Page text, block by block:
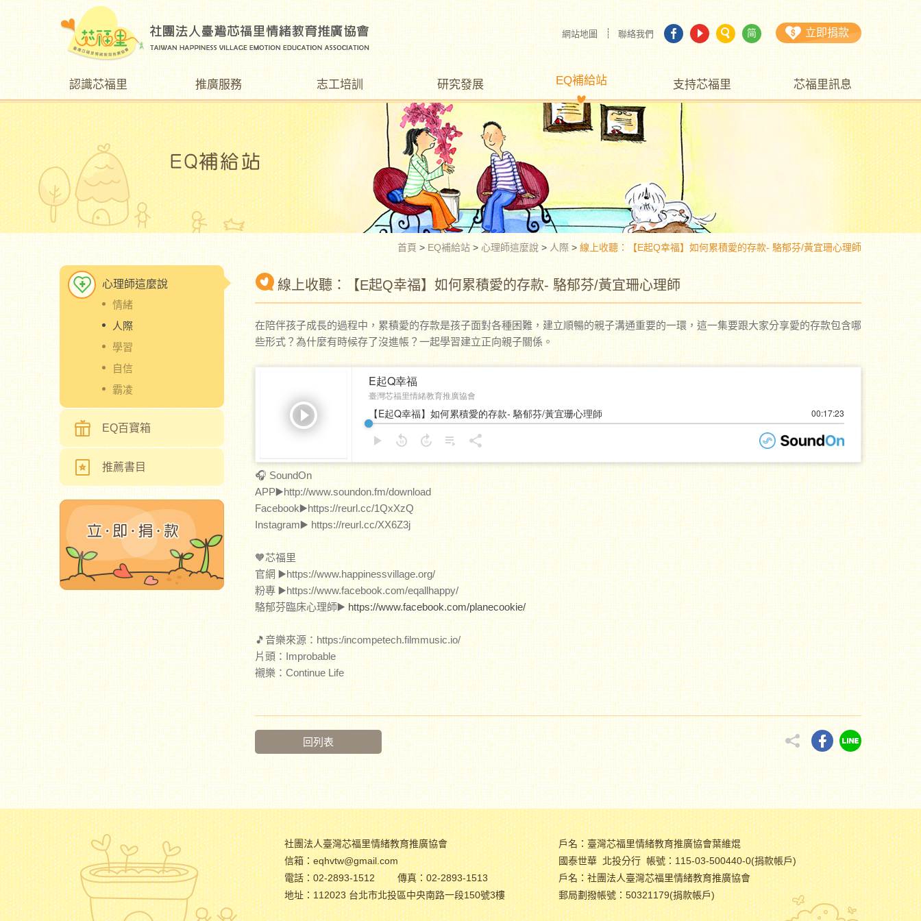
網站地圖 聯絡我們 简 立即捐款
認識芯福里 推廣服務 志工培訓 研究發展 EQ補給站 支持芯福里 芯福里訊息
首頁>EQ補給站>心理師這麼說>人際>線上收聽：【E起Q幸福】如何累積愛的存款- 駱郁芬/黃宜珊心理師
心理師這麼說
情緒
人際
學習
自信
霸凌
EQ百寶箱
推薦書目
線上收聽：【E起Q幸福】如何累積愛的存款- 駱郁芬/黃宜珊心理師
在陪伴孩子成長的過程中，累積愛的存款是孩子面對各種困難，建立順暢的親子溝通重要的一環，這一集要跟大家分享愛的存款包含哪
些形式？為什麼有時候存了沒進帳？一起學習建立正向親子關係。
🎧 SoundOn
APP▶️http://www.soundon.fm/download
Facebook▶️https://reurl.cc/1QxXzQ
Instagram▶️ https://reurl.cc/XX6Z3j
🧡芯福里
官網 ▶️https://www.happinessvillage.org/
粉專 ▶️https://www.facebook.com/eqallhappy/
駱郁芬臨床心理師▶️https://www.facebook.com/planecookie/
🎵音樂來源：https:/incompetech.filmmusic.io/
片頭：Improbable
襯樂：Continue Life
回列表
社團法人臺灣芯福里情緒教育推廣協會
信箱：eqhvtw@gmail.com
電話：02-2893-1512
傳真：02-2893-1513
地址：112023 台北市北投區中央南路一段150號3樓
戶名：臺灣芯福里情緒教育推廣協會葉維焜
國泰世華 北投分行 帳號：115-03-500440-0(捐款帳戶)
戶名：社團法人臺灣芯福里情緒教育推廣協會
郵局劃撥帳號：50321179(捐款帳戶)